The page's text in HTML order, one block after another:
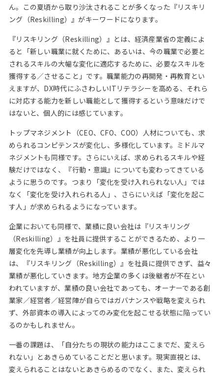
ん。この夏頃から取り沙汰されることが多くなった『リスキリ
ング（Reskilling）』がキーワードになります。
『リスキリング（Reskilling）』とは、経済産業省の定義によ
ると「新しい職業に就くために、あるいは、今の職業で必要と
されるスキルの大幅な変化に適応するために、必要なスキルを
獲得する／させること」です。職業能力の再開発・再教育とい
えますが、DX時代にふさわしいITリテラシーを高める、それら
に対応する能力を新しい職能として獲得するという意味だけで
はないと、個人的には感じています。
トップマネジメント（CEO、CFO、COO）人材についても、求
められるコンピテンスが変化し、多様化しています。ミドルマ
ネジメントも同様です。さらにいえば、求められるスキルや経
験だけではなく、『行動・意識』についても変わってきている
ように思うのです。つまり「変化を受け入れられない人」では
なく「変化を受け入れられる人」、さらにいえば「変化を起こ
す人」が求められるようになっています。
企業においても同様で、業績に良い会社は『リスキリング
（Reskilling）』を社員に提供することができるため、より一
層変化を先導し業績が向上します。業績が悪化している会社
は、『リスキリング（Reskilling）』を社員に提供できず、益々
業績が悪化していきます。地方企業の多くは後継者が不在とい
われていますが、業績の良い会社であっても、オーナーである創
業家／経営者／経営陣が自らではガバナンスや戦略を変えられ
ず、外部資本の導入によってのみ変化を起こせる状態に陥ってい
るのかもしれません。
一番の課題は、「自分たちの現状の能力はここまでだ、変えら
れない」とあきらめていることだと思います。現実直視とは、
変えられることはないとあきらめるのでなく、また、変えられ